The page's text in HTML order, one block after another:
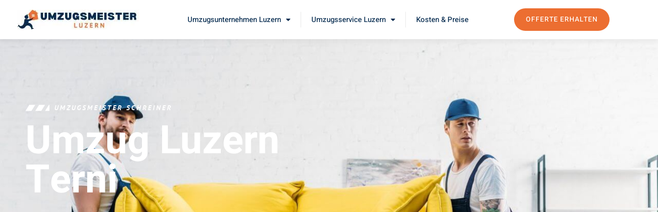
Umzugsunternehmen Luzern Umzugsservice Luzern Kosten & Preise OFFERTE ERHALTEN
UMZUGSMEISTER SCHREINER
Umzug Luzern
Terni